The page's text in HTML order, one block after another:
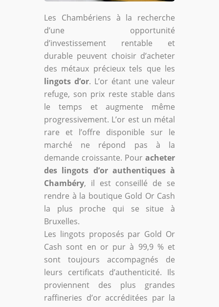
Les Chambériens à la recherche
d’une opportunité
d’investissement rentable et
durable peuvent choisir d’acheter
des métaux précieux tels que les
lingots d’or. L’or étant une valeur
refuge, son prix reste stable dans
le temps et augmente même
progressivement. L’or est un métal
rare et l’offre disponible sur le
marché ne répond pas à la
demande croissante. Pour acheter
des lingots d’or authentiques à
Chambéry, il est conseillé de se
rendre à la boutique Gold Or Cash
la plus proche qui se situe à
Bruxelles.
Les lingots proposés par Gold Or
Cash sont en or pur à 99,9 % et
sont toujours accompagnés de
leurs certificats d’authenticité. Ils
proviennent des plus grandes
raffineries d’or accréditées par la